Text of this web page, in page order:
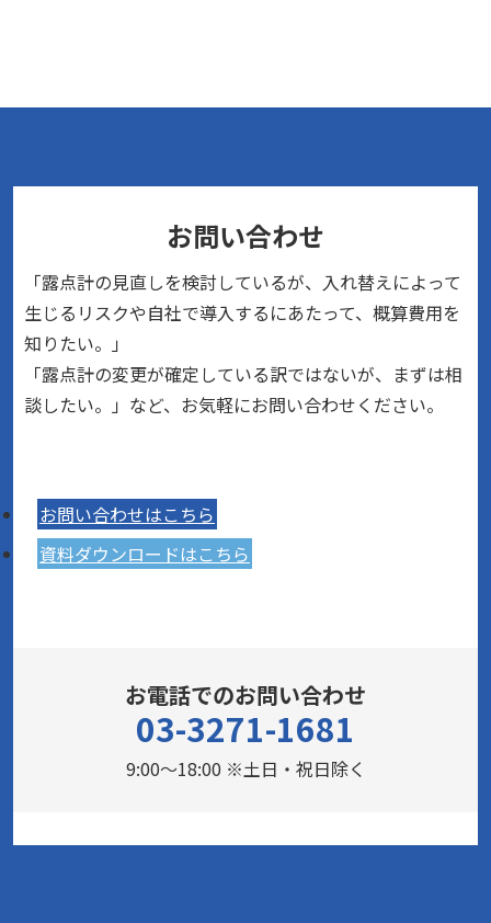
お問い合わせ
「露点計の見直しを検討しているが、入れ替えによって
生じるリスクや自社で導入するにあたって、概算費用を
知りたい。」
「露点計の変更が確定している訳ではないが、まずは相
談したい。」など、お気軽にお問い合わせください。
お問い合わせはこちら
資料ダウンロードはこちら
お電話でのお問い合わせ
03-3271-1681
9:00～18:00 ※土日・祝日除く